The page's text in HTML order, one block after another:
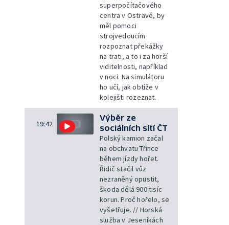
superpočítačového
centra v Ostravě, by
měl pomoci
strojvedoucím
rozpoznat překážky
na trati, a to i za horší
viditelnosti, například
v noci. Na simulátoru
ho učí, jak obtíže v
kolejišti rozeznat.
19:42
Výběr ze
sociálních sítí ČT
Polský kamion začal
na obchvatu Třince
během jízdy hořet.
Řidič stačil vůz
nezraněný opustit,
škoda dělá 900 tisíc
korun. Proč hořelo, se
vyšetřuje. // Horská
služba v Jeseníkách